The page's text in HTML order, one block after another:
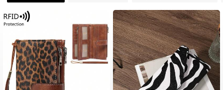
4,88 3.2K Obserwujący
4,88 3.2K Obserwujący
3.2K Obserwujący